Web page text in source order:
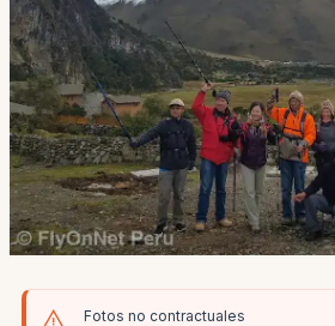
Fotos no contractuales